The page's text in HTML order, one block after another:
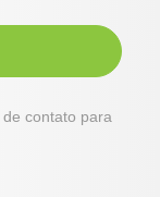
contato para